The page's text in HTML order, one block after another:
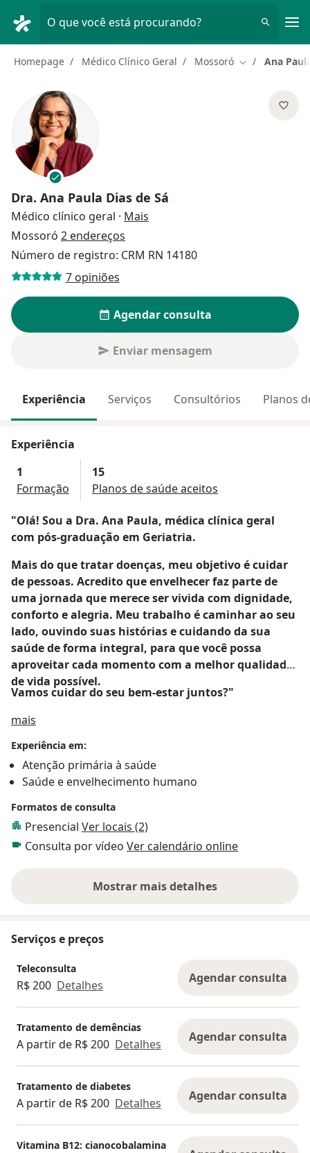
O que você está procurando?
Homepage Médico Clínico Geral Mossoró Mudar de
Ana
Dra. Ana Paula Dias de Sá
Médico clínico geral · Mais
Mossoró 2 endereços
Número de registro: CRM RN 14180
7 opiniões
Agendar consulta
Enviar mensagem
Experiência Serviços Consultórios Planos
Experiência
1
Formação
15
Planos de saúde aceitos
"Olá! Sou a Dra. Ana Paula, médica clínica geral
com pós-graduação em Geriatria.
Mais do que tratar doenças, meu objetivo é cuidar
de pessoas. Acredito que envelhecer faz parte de
uma jornada que merece ser vivida com dignidade,
conforto e alegria. Meu trabalho é caminhar ao seu
lado, ouvindo suas histórias e cuidando da sua
saúde de forma integral, para que você possa
aproveitar cada momento com a melhor qualidade
de vida possível.
Vamos cuidar do seu bem-estar juntos?"
mais
Experiência em:
Atenção primária à saúde
Saúde e envelhecimento humano
Formatos de consulta
Presencial Ver locais (2)
Consulta por vídeo Ver calendário online
Mostrar mais detalhes
sobre a experiência
Serviços e preços
Teleconsulta
R$ 200 Detalhes Agendar consulta
Tratamento de demências
A partir de R$ 200 Detalhes Agendar consulta
Tratamento de diabetes
A partir de R$ 200 Detalhes Agendar consulta
Vitamina B12: cianocobalamina